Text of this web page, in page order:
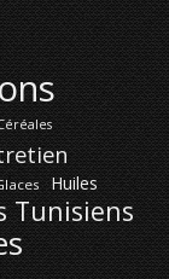
Huiles
Tunisiens